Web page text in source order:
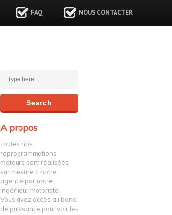
FAQ NOUS CONTACTER
A propos
Toutes nos
reprogrammations
moteurs sont réalisées
sur mesure à notre
agence par notre
ingénieur motoriste.
Vous avez accès au banc
de puissance pour voir les